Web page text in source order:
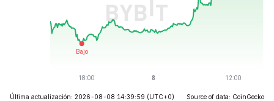
Última actualización: 2026-08-08 14:39:59 (UTC+0) Source of data: CoinGecko